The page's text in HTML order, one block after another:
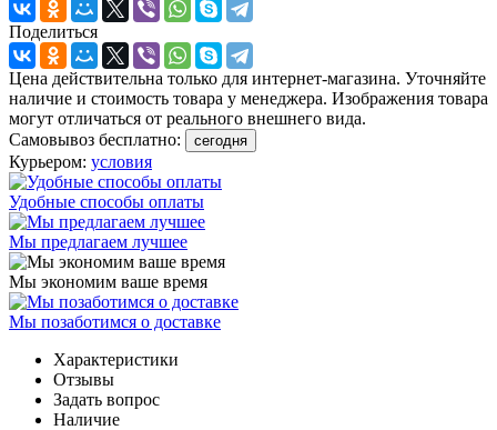
Поделиться
Цена действительна только для интернет-магазина. Уточняйте
наличие и стоимость товара у менеджера. Изображения товара
могут отличаться от реального внешнего вида.
Самовывоз бесплатно:
сегодня
Курьером: условия
Удобные способы оплаты
Мы предлагаем лучшее
Мы экономим ваше время
Мы позаботимся о доставке
Характеристики
Отзывы
Задать вопрос
Наличие